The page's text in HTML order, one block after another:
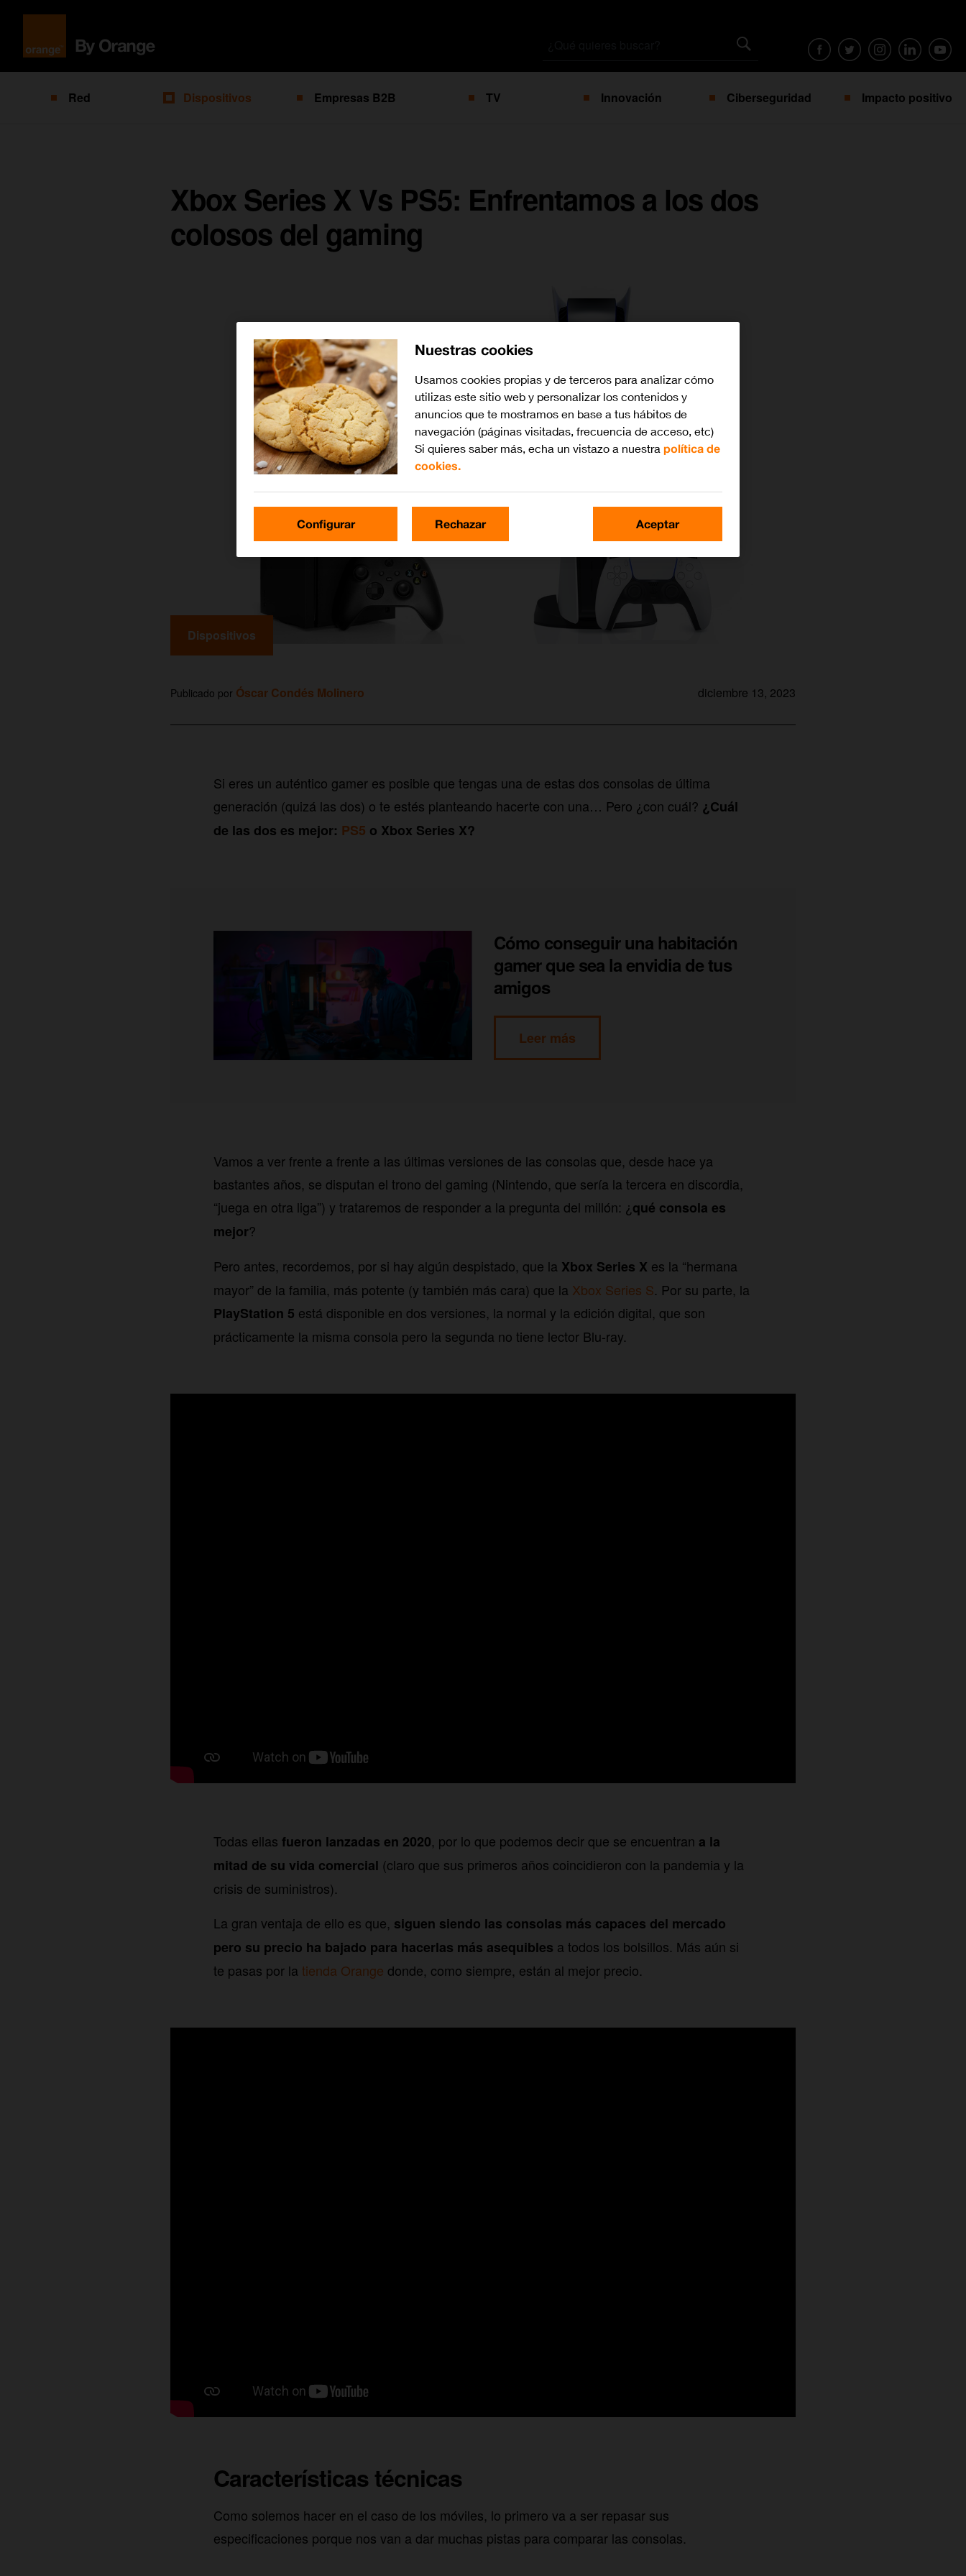
Red Dispositivos Empresas B2B TV Innovación Ciberseguridad Impacto positivo
Xbox Series X Vs PS5: Enfrentamos a los dos
colosos del gaming
Dispositivos
Publicado por Óscar Condés Molinero diciembre 13, 2023
Si eres un auténtico gamer es posible que tengas una de estas dos consolas de última
generación (quizá las dos) o te estés planteando hacerte con una… Pero ¿con cuál? ¿Cuál
de las dos es mejor: PS5 o Xbox Series X?
Cómo conseguir una habitación
gamer que sea la envidia de tus
amigos
Leer más
Vamos a ver frente a frente a las últimas versiones de las consolas que, desde hace ya
bastantes años, se disputan el trono del gaming (Nintendo, que sería la tercera en discordia,
“juega en otra liga”) y trataremos de responder a la pregunta del millón: ¿qué consola es
mejor?
Pero antes, recordemos, por si hay algún despistado, que la Xbox Series X es la “hermana
mayor” de la familia, más potente (y también más cara) que la Xbox Series S. Por su parte, la
PlayStation 5 está disponible en dos versiones, la normal y la edición digital, que son
prácticamente la misma consola pero la segunda no tiene lector Blu-ray.
Todas ellas fueron lanzadas en 2020, por lo que podemos decir que se encuentran a la
mitad de su vida comercial (claro que sus primeros años coincidieron con la pandemia y la
crisis de suministros).
La gran ventaja de ello es que, siguen siendo las consolas más capaces del mercado
pero su precio ha bajado para hacerlas más asequibles a todos los bolsillos. Más aún si
te pasas por la tienda Orange donde, como siempre, están al mejor precio.
Características técnicas
Como solemos hacer en el caso de los móviles, lo primero va a ser repasar sus
especificaciones porque nos van a dar muchas pistas para comparar las consolas.
Nuestras cookies
Usamos cookies propias y de terceros para analizar cómo
utilizas este sitio web y personalizar los contenidos y
anuncios que te mostramos en base a tus hábitos de
navegación (páginas visitadas, frecuencia de acceso, etc)
Si quieres saber más, echa un vistazo a nuestra política de
cookies.
Configurar Rechazar Aceptar